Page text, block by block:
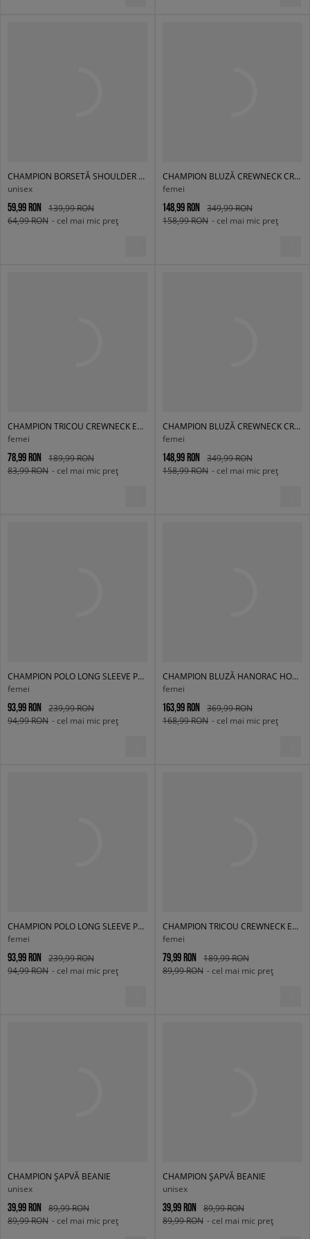
CHAMPION BORSETĂ SHOULDER BAG
unisex
59,99 RON
139,99 RON
64,99 RON - cel mai mic preț
CHAMPION BLUZĂ CREWNECK CROPTOP ECO FUTURE
femei
148,99 RON
349,99 RON
158,99 RON - cel mai mic preț
CHAMPION TRICOU CREWNECK ECO FUTURE
femei
78,99 RON
189,99 RON
83,99 RON - cel mai mic preț
CHAMPION BLUZĂ CREWNECK CROPTOP ECO FUTURE
femei
148,99 RON
349,99 RON
158,99 RON - cel mai mic preț
CHAMPION POLO LONG SLEEVE POLO
femei
93,99 RON
239,99 RON
94,99 RON - cel mai mic preț
CHAMPION BLUZĂ HANORAC HOODED ECO FUTURE
femei
163,99 RON
369,99 RON
168,99 RON - cel mai mic preț
CHAMPION POLO LONG SLEEVE POLO
femei
93,99 RON
239,99 RON
94,99 RON - cel mai mic preț
CHAMPION TRICOU CREWNECK ECO FUTURE
femei
79,99 RON
189,99 RON
89,99 RON - cel mai mic preț
CHAMPION ȘAPVĂ BEANIE
unisex
39,99 RON
89,99 RON
89,99 RON - cel mai mic preț
CHAMPION ȘAPVĂ BEANIE
unisex
39,99 RON
89,99 RON
89,99 RON - cel mai mic preț